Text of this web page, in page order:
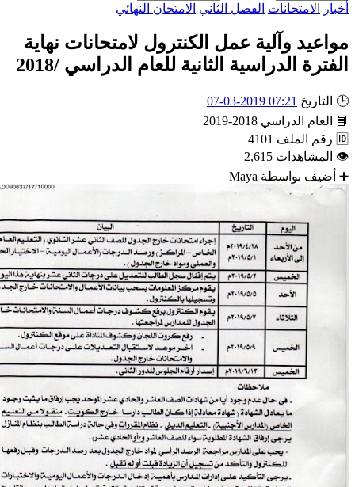
الامتحانات الفصل الثاني الامتحان النهائي
وآلية عمل الكنترول لامتحانات نهاية
الدراسية الثانية للعام الدراسي /2018
07:21 2019-03-07
الدراسي 2018-2019
الملف
4101
2,615
بواسطة Maya